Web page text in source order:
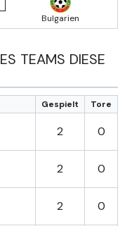
Bulgarien
TEAMS DIESE
Gespielt Tore
2
0
2
0
2
0